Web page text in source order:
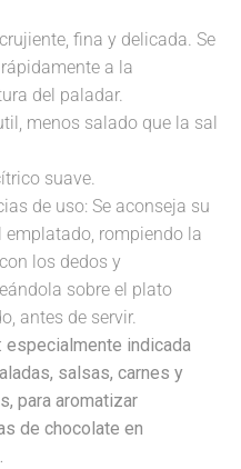
fina y delicada. Se
a la
del paladar.
menos salado que la sal
suave.
de uso: Se aconseja su
emplatado, rompiendo la
los dedos y
sobre el plato
antes de servir.
especialmente indicada
salsas, carnes y
para aromatizar
de chocolate en